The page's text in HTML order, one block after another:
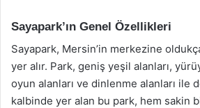
Sayapark’ın Genel Özellikleri
Sayapark, Mersin’in merkezine
yer alır. Park, geniş yeşil alanları,
oyun alanları ve dinlenme alanları ile
kalbinde yer alan bu park, hem sakin